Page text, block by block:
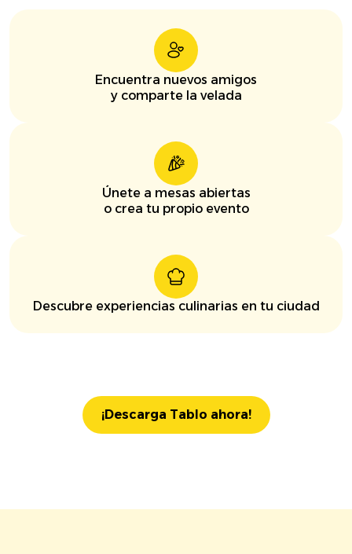
Encuentra nuevos amigos
y comparte la velada
Únete a mesas abiertas
o crea tu propio evento
Descubre experiencias culinarias en tu ciudad
¡Descarga Tablo ahora!